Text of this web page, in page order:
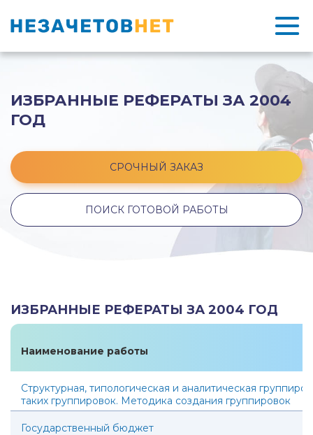
ИЗБРАННЫЕ РЕФЕРАТЫ ЗА 2004
ГОД
СРОЧНЫЙ ЗАКАЗ
ПОИСК ГОТОВОЙ РАБОТЫ
ИЗБРАННЫЕ РЕФЕРАТЫ ЗА 2004 ГОД
Наименование работы
Структурная, типологическая и аналитическая
таких группировок. Методика создания группировок
Государственный бюджет